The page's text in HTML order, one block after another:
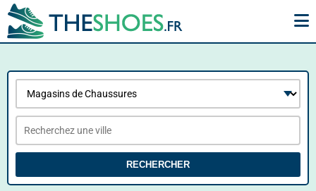
RECHERCHER